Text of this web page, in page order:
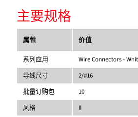
主要规格
属性 价值
系列应用
Wire Connectors -
导线尺寸
2/#16
批量订购包
10
风格
II